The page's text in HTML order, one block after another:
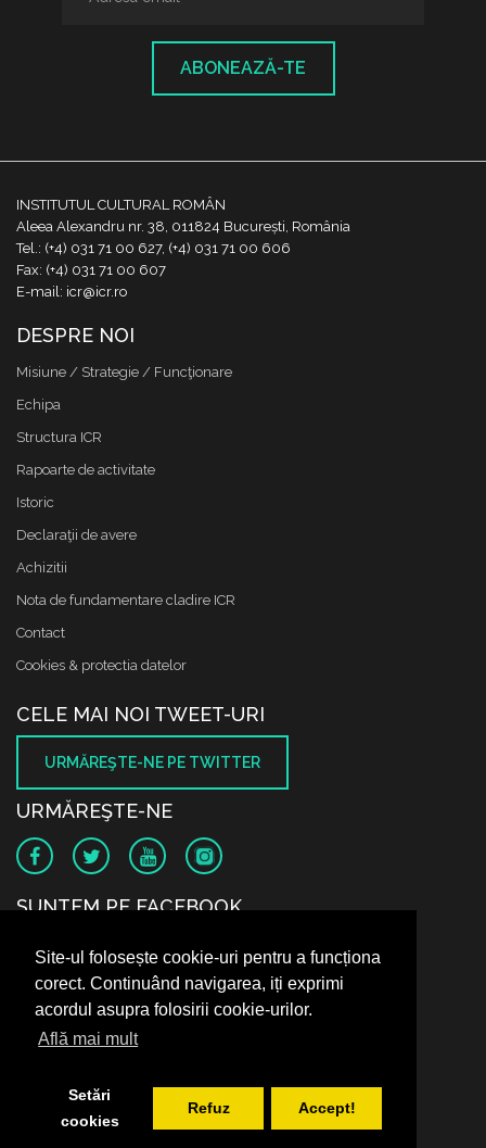
Site-ul folosește cookie-uri pentru a funcționa
corect. Continuând navigarea, iți exprimi
acordul asupra folosirii cookie-urilor.
Află mai mult
Setări
cookies
Refuz Accept!
ABONEAZĂ-TE
INSTITUTUL CULTURAL ROMÂN
Aleea Alexandru nr. 38, 011824 București, România
Tel.: (+4) 031 71 00 627, (+4) 031 71 00 606
Fax: (+4) 031 71 00 607
E-mail: icr@icr.ro
DESPRE NOI
Misiune / Strategie / Funcţionare
Echipa
Structura ICR
Rapoarte de activitate
Istoric
Declaraţii de avere
Achizitii
Nota de fundamentare cladire ICR
Contact
Cookies & protectia datelor
CELE MAI NOI TWEET-URI
URMĂREŞTE-NE PE TWITTER
URMĂREŞTE-NE
SUNTEM PE FACEBOOK